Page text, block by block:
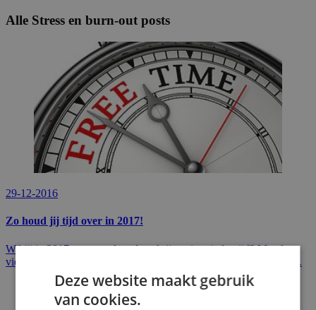
Alle Stress en burn-out posts
29-12-2016
​Zo houd jij tijd over in 2017!
Wil jij in 2017 meer werk gedaan krijgen in minder tijd? Met deze
vier tips gaat het je lukken! En het mooie is: je kunt ze gebruiken...
Deze website maakt gebruik
van cookies.